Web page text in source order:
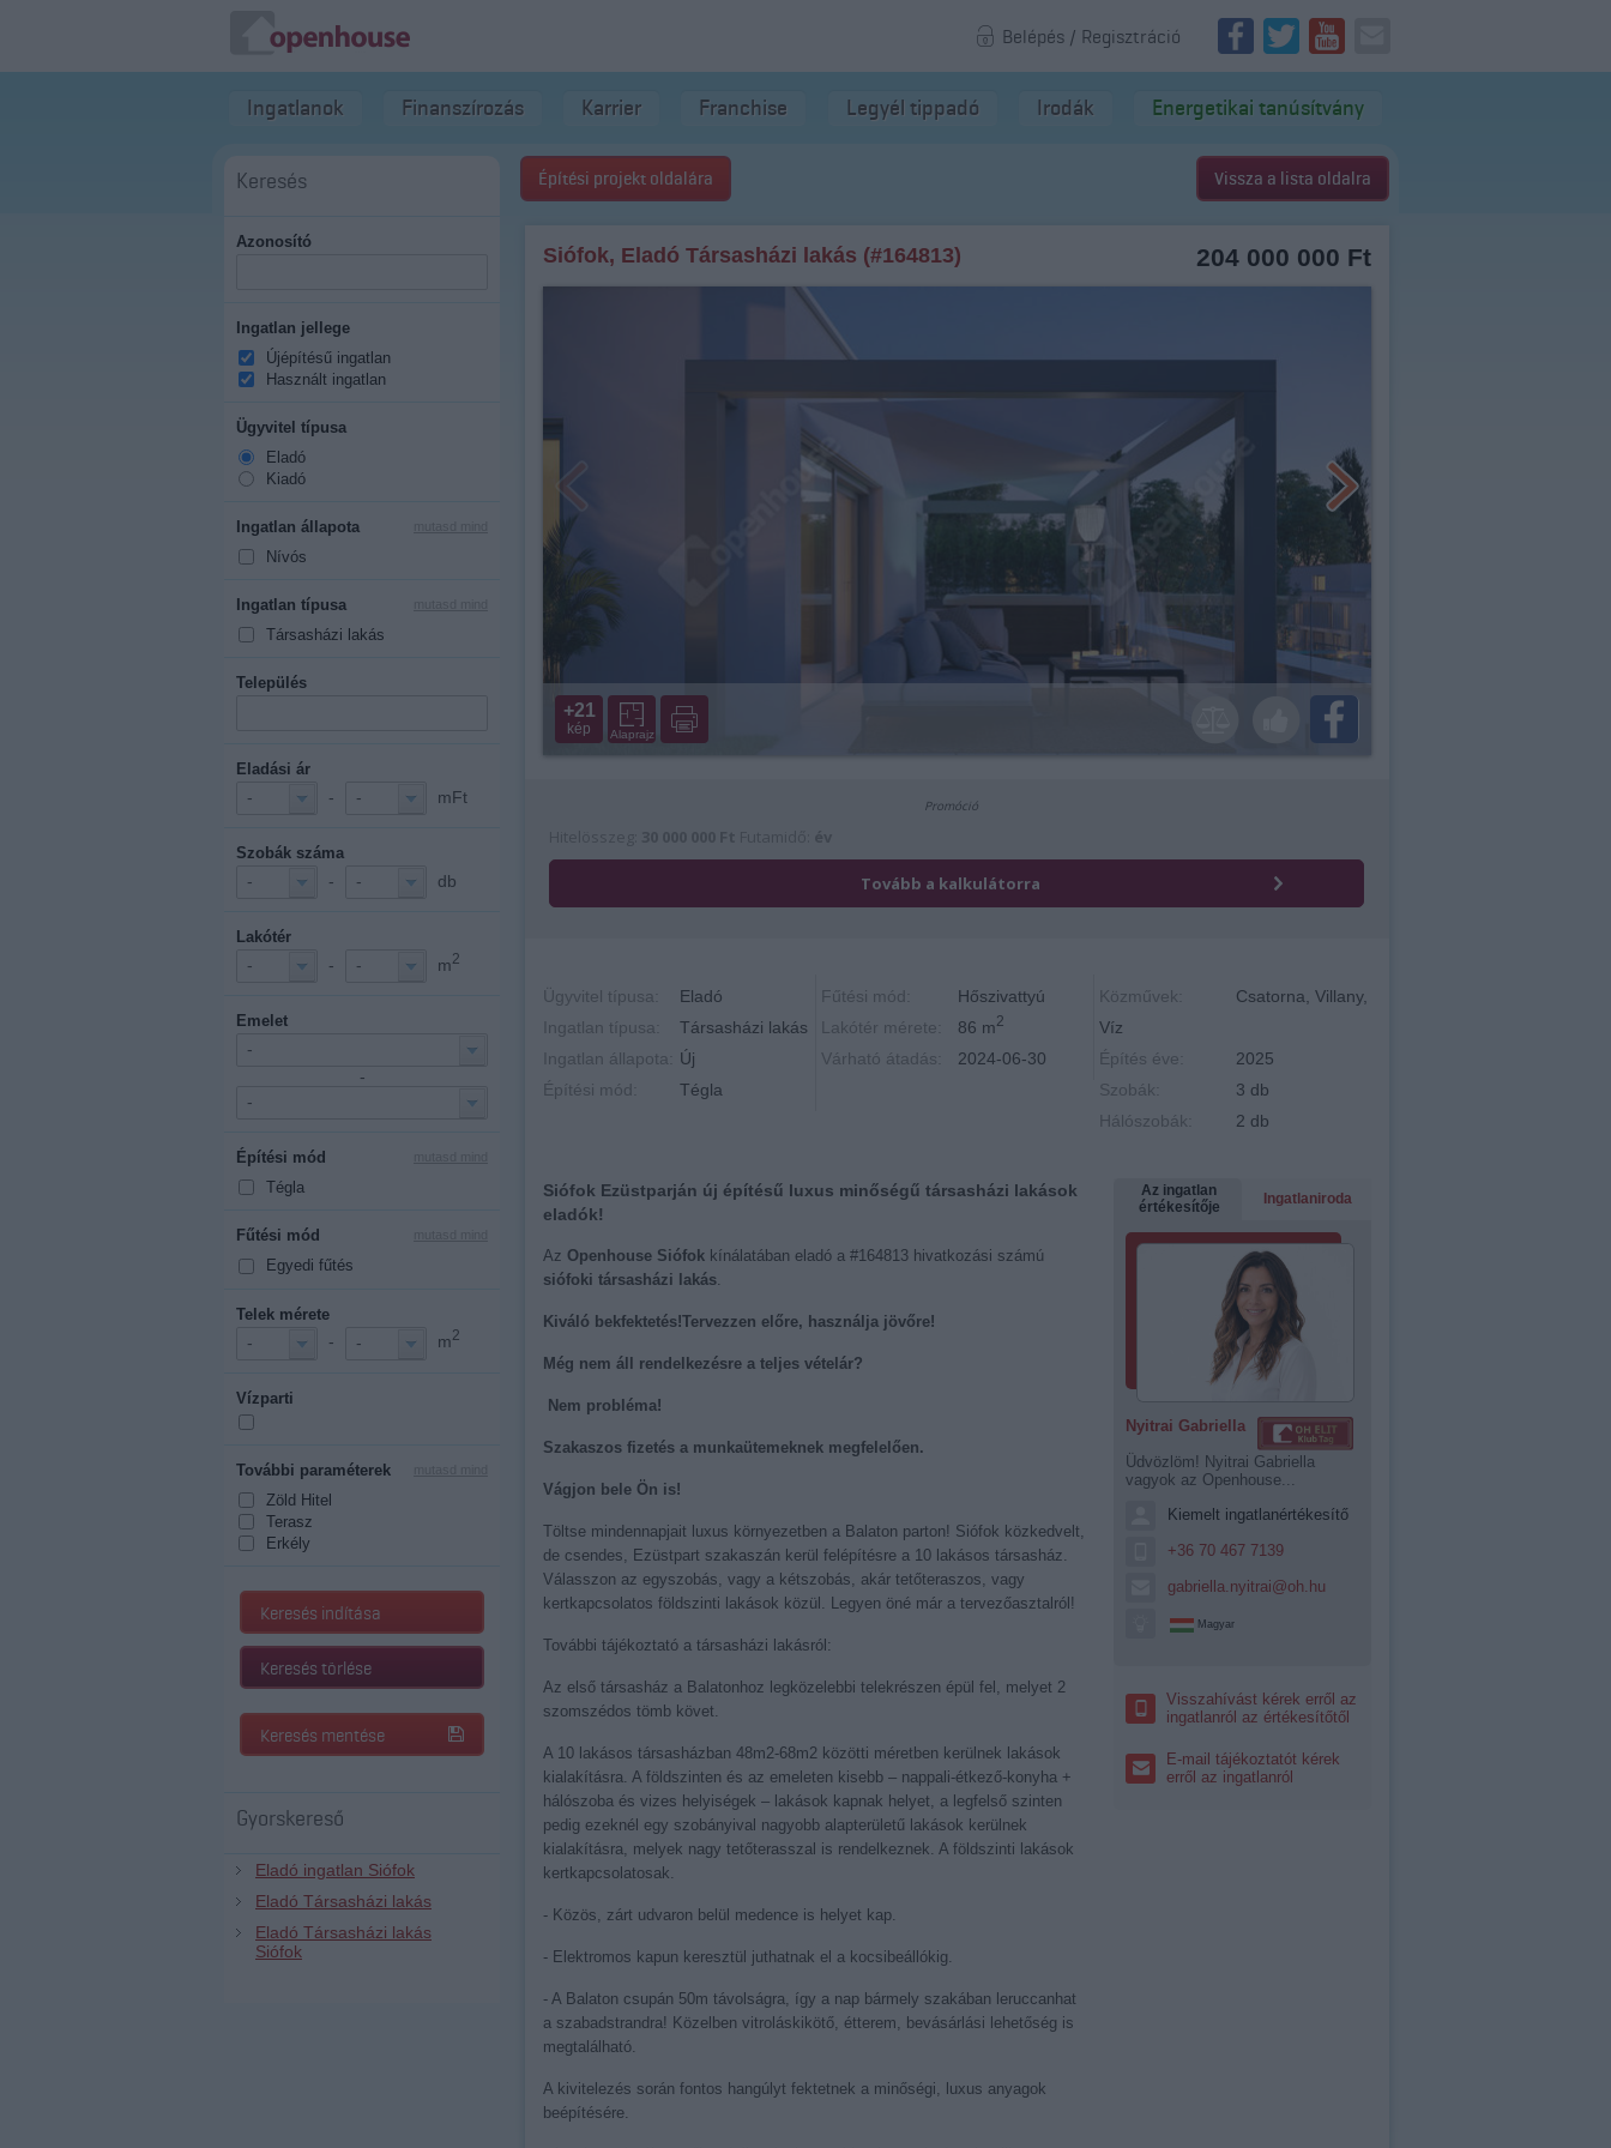
Belépés / Regisztráció
Ingatlanok Finanszírozás Karrier Franchise Legyél tippadó Irodák Energetikai tanúsítvány
Keresés
Azonosító
Ingatlan jellege
Újépítésű ingatlan
Használt ingatlan
Ügyvitel típusa
Eladó
Kiadó
Ingatlan állapota
Nívós
Ingatlan típusa
Társasházi lakás
Település
Eladási ár
- - - mFt
Szobák száma
- - - db
Lakótér
- - - m2
Emelet
-
-
-
Építési mód
Tégla
Fűtési mód
Egyedi fűtés
Telek mérete
- - - m2
Vízparti
További paraméterek
Zöld Hitel
Terasz
Erkély
Keresés indítása
Keresés törlése
Keresés mentése
Gyorskereső
Eladó ingatlan Siófok
Eladó Társasházi lakás
Eladó Társasházi lakás
Siófok
Építési projekt oldalára Vissza a lista oldalra
204 000 000 Ft
Siófok, Eladó Társasházi lakás (#164813)
+21
kép Alaprajz
Ügyvitel típusa:
Eladó
Ingatlan típusa:
Társasházi lakás
Ingatlan állapota:
Új
Építési mód:
Tégla
Fűtési mód:
Hőszivattyú
Lakótér mérete:
86 m2
Várható átadás: 2024-06-30
Közművek:
Csatorna, Villany,
Víz
Építés éve:
2025
Szobák:
3 db
Hálószobák:
2 db
Siófok Ezüstparján új építésű luxus minőségű társasházi lakások
eladók!
Az Openhouse Siófok kínálatában eladó a #164813 hivatkozási számú
siófoki társasházi lakás
Kiváló bekfektetés!Tervezzen előre, használja jövőre!
Még nem áll rendelkezésre a teljes vételár?
Nem probléma!
Szakaszos fizetés a munkaütemeknek megfelelően.
Vágjon bele Ön is!
Töltse mindennapjait luxus környezetben a Balaton parton! Siófok közkedvelt,
de csendes, Ezüstpart szakaszán kerül felépítésre a 10 lakásos társasház.
Válasszon az egyszobás, vagy a kétszobás, akár tetőteraszos, vagy
kertkapcsolatos földszinti lakások közül. Legyen öné már a tervezőasztalról!
További tájékoztató a társasházi lakásról:
Az első társasház a Balatonhoz legközelebbi telekrészen épül fel, melyet 2
szomszédos tömb követ.
A 10 lakásos társasházban 48m2-68m2 közötti méretben kerülnek lakások
kialakításra. A földszinten és az emeleten kisebb – nappali-étkező-konyha +
hálószoba és vizes helyiségek – lakások kapnak helyet, a legfelső szinten
pedig ezeknél egy szobányival nagyobb alapterületű lakások kerülnek
kialakításra, melyek nagy tetőterasszal is rendelkeznek. A földszinti lakások
kertkapcsolatosak.
- Közös, zárt udvaron belül medence is helyet kap.
- Elektromos kapun keresztül juthatnak el a kocsibeállókig.
- A Balaton csupán 50m távolságra, így a nap bármely szakában leruccanhat
a szabadstrandra! Közelben vitroláskikötő, étterem, bevásárlási lehetőség is
megtalálható.
A kivitelezés során fontos hangúlyt fektetnek a minőségi, luxus anyagok
beépítésére.
Az ingatlan
értékesítője
Ingatlaniroda
Nyitrai Gabriella
Üdvözlöm! Nyitrai Gabriella
vagyok az Openhouse...
Kiemelt ingatlanértékesítő
+36 70 467 7139
gabriella.nyitrai@oh.hu
Magyar
Visszahívást kérek erről az
ingatlanról az értékesítőtől
E-mail tájékoztatót kérek
erről az ingatlanról